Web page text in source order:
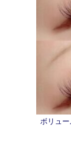
ボリュ